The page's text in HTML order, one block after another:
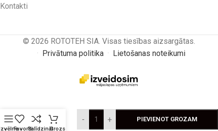
Kontakti
© 2026 ROTOTEH SIA. Visas tiesības aizsargātas.
· Privātuma politika · Lietošanas noteikumi
FavorītiSalīdzinātGrozs
kauss
1300mm,
- + PIEVIENOT GROZAM